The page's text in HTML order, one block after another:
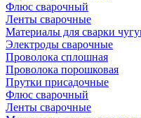
Флюс сварочный
Ленты сварочные
Материалы для сварки
Электроды сварочные
Проволока сплошная
Проволока порошковая
Прутки присадочные
Флюс сварочный
Ленты сварочные